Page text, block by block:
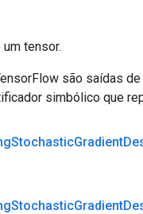
tensor.
são saídas
simbólico que
StochasticGradient
StochasticGradient